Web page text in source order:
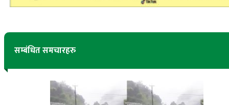
सम्बंधित समचारहरु